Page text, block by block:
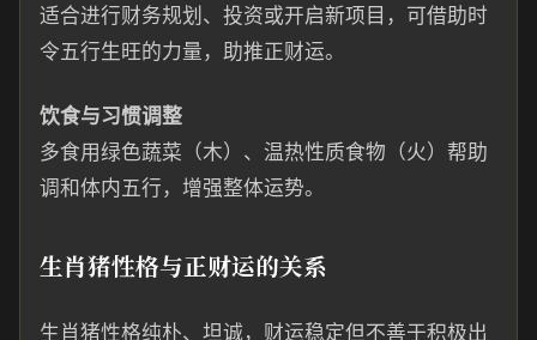
适合进行财务规划、投资或开启新项目，可借助时
令五行生旺的力量，助推正财运。
饮食与习惯调整
多食用绿色蔬菜（木）、温热性质食物（火）帮助
调和体内五行，增强整体运势。
生肖猪性格与正财运的关系
生肖猪性格纯朴、坦诚，财运稳定但不善于积极出